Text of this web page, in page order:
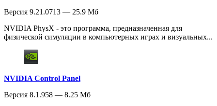
Версия 9.21.0713 — 25.9 Мб
NVIDIA PhysX - это программа, предназначенная для
физической симуляции в компьютерных играх и визуальных...
NVIDIA Control Panel
Версия 8.1.958 — 8.25 Мб